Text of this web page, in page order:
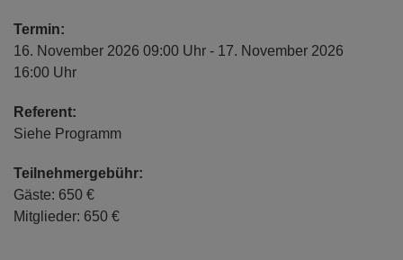
Termin:
16. November 2026 09:00 Uhr - 17. November 2026
16:00 Uhr
Referent:
Siehe Programm
Teilnehmergebühr:
Gäste: 650 €
Mitglieder: 650 €